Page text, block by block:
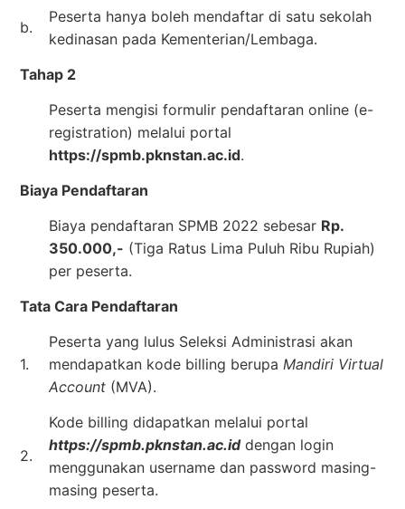
b.
Peserta hanya boleh mendaftar di satu sekolah
kedinasan pada Kementerian/Lembaga.
Tahap 2
Peserta mengisi formulir pendaftaran online (e-
registration) melalui portal
https://spmb.pknstan.ac.id.
Biaya Pendaftaran
Biaya pendaftaran SPMB 2022 sebesar Rp.
350.000,- (Tiga Ratus Lima Puluh Ribu Rupiah)
per peserta.
Tata Cara Pendaftaran
1.
Peserta yang lulus Seleksi Administrasi akan
mendapatkan kode billing berupa Mandiri Virtual
Account (MVA).
2.
Kode billing didapatkan melalui portal
https://spmb.pknstan.ac.iddengan login
menggunakan username dan password masing-
masing peserta.